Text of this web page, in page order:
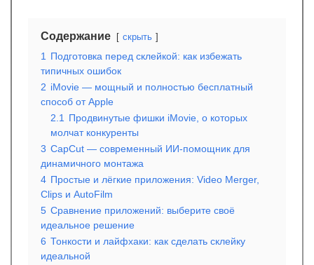
Содержание скрыть
1
Подготовка перед склейкой: как избежать
типичных ошибок
2 iMovie — мощный и полностью бесплатный
способ от Apple
2.1
Продвинутые фишки iMovie, о которых
молчат конкуренты
3 CapCut — современный ИИ-помощник для
динамичного монтажа
4 Простые и лёгкие приложения: Video Merger,
Clips и AutoFilm
5 Сравнение приложений: выберите своё
идеальное решение
6 Тонкости и лайфхаки: как сделать склейку
идеальной